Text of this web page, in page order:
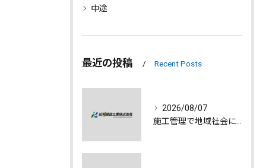
中途
最近の投稿 Recent Posts
2026/08/07